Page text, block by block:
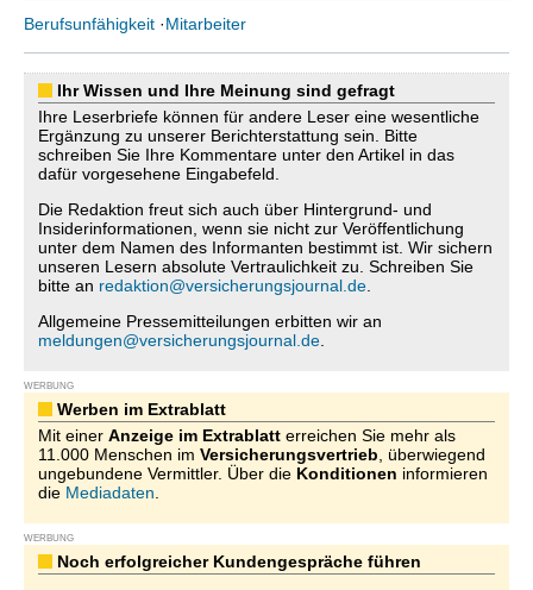
Berufsunfähigkeit ·Mitarbeiter
Ihr Wissen und Ihre Meinung sind gefragt
Ihre Leserbriefe können für andere Leser eine wesentliche
Ergänzung zu unserer Berichterstattung sein. Bitte
schreiben Sie Ihre Kommentare unter den Artikel in das
dafür vorgesehene Eingabefeld.
Die Redaktion freut sich auch über Hintergrund- und
Insiderinformationen, wenn sie nicht zur Veröffentlichung
unter dem Namen des Informanten bestimmt ist. Wir sichern
unseren Lesern absolute Vertraulichkeit zu. Schreiben Sie
bitte an redaktion@versicherungsjournal.de
Allgemeine Pressemitteilungen erbitten wir an
meldungen@versicherungsjournal.de
WERBUNG
Werben im Extrablatt
Mit einer Anzeige im Extrablatt erreichen Sie mehr als
11.000 Menschen im Versicherungsvertrieb , überwiegend
ungebundene Vermittler. Über die Konditionen informieren
die Mediadaten
WERBUNG
Noch erfolgreicher Kundengespräche führen